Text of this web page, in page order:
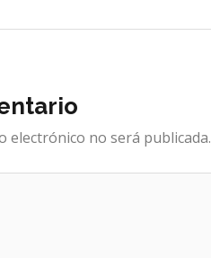
electrónico no será publicada.